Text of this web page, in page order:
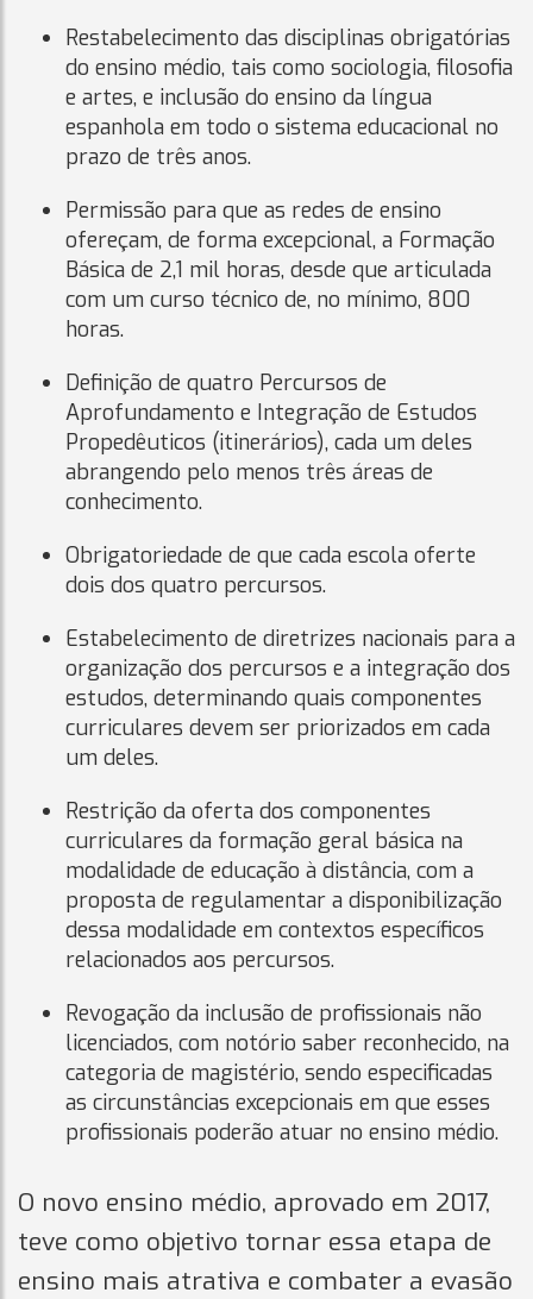
Restabelecimento das disciplinas obrigatórias
do ensino médio, tais como sociologia, filosofia
e artes, e inclusão do ensino da língua
espanhola em todo o sistema educacional no
prazo de três anos.
Permissão para que as redes de ensino
ofereçam, de forma excepcional, a Formação
Básica de 2,1 mil horas, desde que articulada
com um curso técnico de, no mínimo, 800
horas.
Definição de quatro Percursos de
Aprofundamento e Integração de Estudos
Propedêuticos (itinerários), cada um deles
abrangendo pelo menos três áreas de
conhecimento.
Obrigatoriedade de que cada escola oferte
dois dos quatro percursos.
Estabelecimento de diretrizes nacionais para a
organização dos percursos e a integração dos
estudos, determinando quais componentes
curriculares devem ser priorizados em cada
um deles.
Restrição da oferta dos componentes
curriculares da formação geral básica na
modalidade de educação à distância, com a
proposta de regulamentar a disponibilização
dessa modalidade em contextos específicos
relacionados aos percursos.
Revogação da inclusão de profissionais não
licenciados, com notório saber reconhecido, na
categoria de magistério, sendo especificadas
as circunstâncias excepcionais em que esses
profissionais poderão atuar no ensino médio.
O novo ensino médio, aprovado em 2017,
teve como objetivo tornar essa etapa de
ensino mais atrativa e combater a evasão